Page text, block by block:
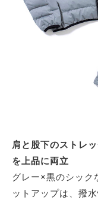
肩と股下のストレ
を上品に両立
グレー×黒のシック
ットアップは、撥